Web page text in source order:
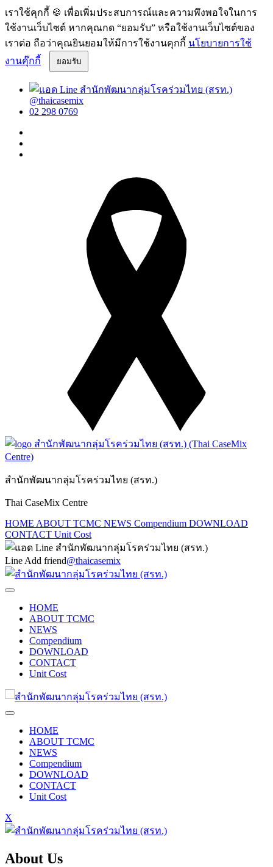
เราใช้คุกกี้ 🍪 เพื่อเพิ่มประสบการณ์และความพึงพอใจในการ
ใช้งานเว็บไซต์ หากคุณกด “ยอมรับ” หรือใช้งานเว็บไซต์ของ
เราต่อ ถือว่าคุณยินยอมให้มีการใช้งานคุกกี้ นโยบายการใช้
งานคุ๊กกี้
ยอมรับ
@thaicasemix
02 298 0769
สำนักพัฒนากลุ่มโรคร่วมไทย (สรท.)
Thai CaseMix Centre
HOME ABOUT TCMC NEWS Compendium DOWNLOAD
CONTACT Unit Cost
Line Add friend@thaicasemix
HOME
ABOUT TCMC
NEWS
Compendium
DOWNLOAD
CONTACT
Unit Cost
HOME
ABOUT TCMC
NEWS
Compendium
DOWNLOAD
CONTACT
Unit Cost
X
About Us